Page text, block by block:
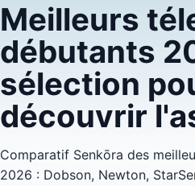
Meilleurs
débutants
sélection
découvrir
Comparatif Senkōra des
2026 : Dobson, Newton,